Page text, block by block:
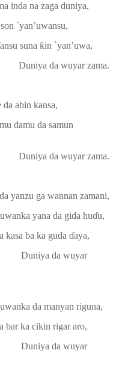
inda na zaga duniya,
`yan’uwansu,
ansu suna ƙin `yan’uwa,
Duniya da wuyar zama.
abin kansa,
damu da samun
Duniya da wuyar zama.
yanzu ga wannan zamani,
yana da gida huɗu,
kasa ba ka guda ɗaya,
Duniya da wuyar
da manyan riguna,
bar ka cikin rigar aro,
Duniya da wuyar